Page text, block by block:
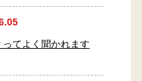
てよく聞かれます